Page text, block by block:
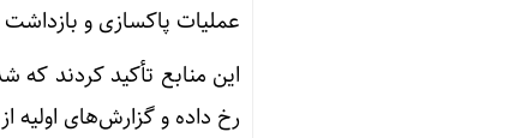
عملیات پاکسازی و بازداشت
این منابع تأکید کردند که
رخ داده و گزارش‌های